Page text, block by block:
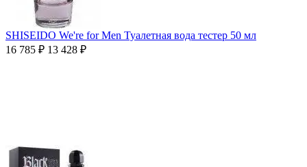
SHISEIDO We're for Men Туалетная вода тестер 50 мл
16 785 ₽ 13 428 ₽